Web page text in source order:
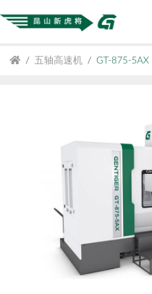
五轴高速机 GT-875-5AX